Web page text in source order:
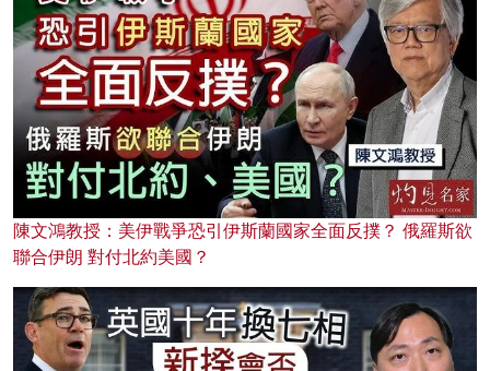
陳文鴻教授：美伊戰爭恐引伊斯蘭國家全面反撲？ 俄羅斯欲
聯合伊朗 對付北約美國？